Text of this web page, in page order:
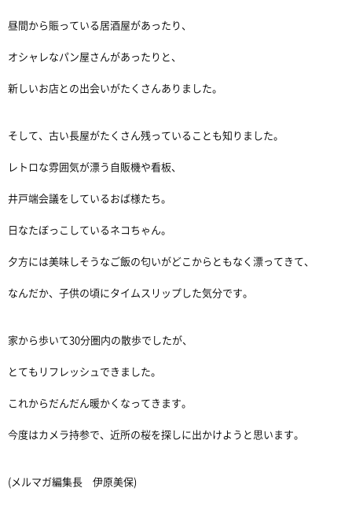
昼間から賑っている居酒屋があったり、
オシャレなパン屋さんがあったりと、
新しいお店との出会いがたくさんありました。
そして、古い長屋がたくさん残っていることも知りました。
レトロな雰囲気が漂う自販機や看板、
井戸端会議をしているおば様たち。
日なたぼっこしているネコちゃん。
夕方には美味しそうなご飯の匂いがどこからともなく漂ってきて、
なんだか、子供の頃にタイムスリップした気分です。
家から歩いて30分圏内の散歩でしたが、
とてもリフレッシュできました。
これからだんだん暖かくなってきます。
今度はカメラ持参で、近所の桜を探しに出かけようと思います。
(メルマガ編集長 伊原美保)